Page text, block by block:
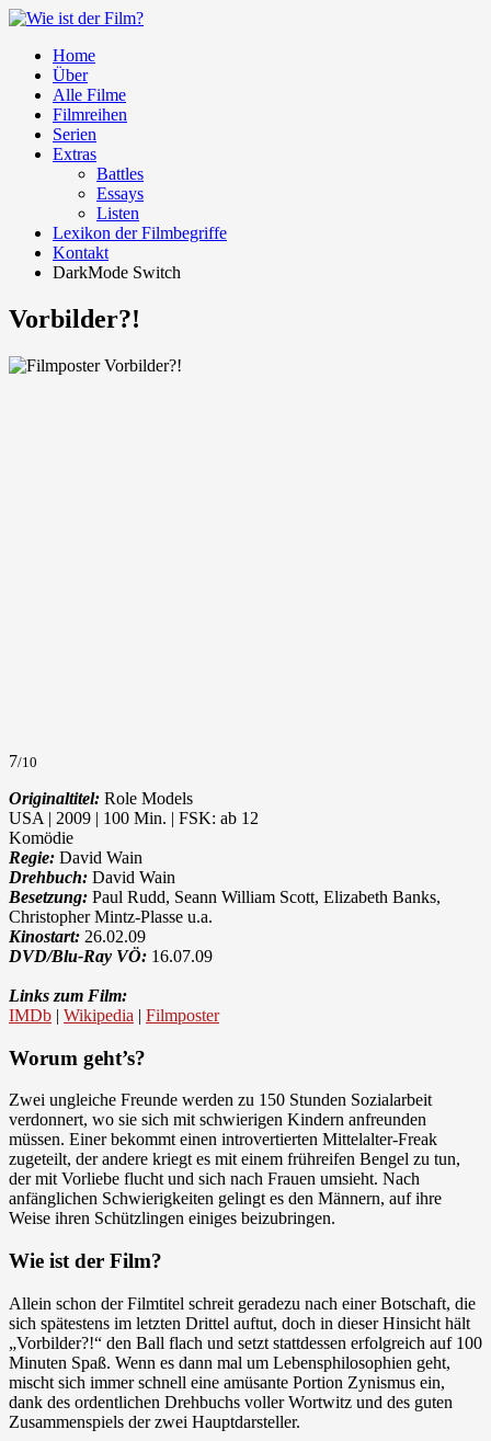
Home
Über
Alle Filme
Filmreihen
Serien
Extras
Battles
Essays
Listen
Lexikon der Filmbegriffe
Kontakt
DarkMode Switch
Vorbilder?!
7/10
Originaltitel: Role Models
USA | 2009 | 100 Min. | FSK: ab 12
Komödie
Regie: David Wain
Drehbuch: David Wain
Besetzung: Paul Rudd, Seann William Scott, Elizabeth Banks,
Christopher Mintz-Plasse u.a.
Kinostart: 26.02.09
DVD/Blu-Ray VÖ: 16.07.09
Links zum Film:
IMDb | Wikipedia | Filmposter
Worum geht’s?
Zwei ungleiche Freunde werden zu 150 Stunden Sozialarbeit
verdonnert, wo sie sich mit schwierigen Kindern anfreunden
müssen. Einer bekommt einen introvertierten Mittelalter-Freak
zugeteilt, der andere kriegt es mit einem frühreifen Bengel zu tun,
der mit Vorliebe flucht und sich nach Frauen umsieht. Nach
anfänglichen Schwierigkeiten gelingt es den Männern, auf ihre
Weise ihren Schützlingen einiges beizubringen.
Wie ist der Film?
Allein schon der Filmtitel schreit geradezu nach einer Botschaft, die
sich spätestens im letzten Drittel auftut, doch in dieser Hinsicht hält
„Vorbilder?!“ den Ball flach und setzt stattdessen erfolgreich auf 100
Minuten Spaß. Wenn es dann mal um Lebensphilosophien geht,
mischt sich immer schnell eine amüsante Portion Zynismus ein,
dank des ordentlichen Drehbuchs voller Wortwitz und des guten
Zusammenspiels der zwei Hauptdarsteller.